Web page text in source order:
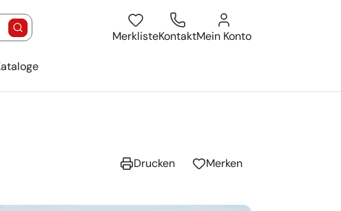
Enddatum
Reisesuche öffnen MerklisteKontaktMein Konto
Drucken Merken